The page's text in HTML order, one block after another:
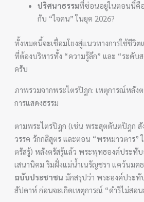
ปริศนาธรรมที่ซ่อนอยู่ในตอนนี้คือ
กับ “ใจคน” ในยุค 2026?
ทั้งหมดนี้จะเชื่อมโยงสู่แนวทางการใช้ชีวิต
ที่ต้องบริหารทั้ง “ความรู้ลึก” และ “ระดับ
ครับ
ภาพรวมจากพระไตรปิฎก: เหตุการณ์หลัง
การแสดงธรรม
ตามพระไตรปิฎก (เช่น พระสุตตันตปิฎก สั
วรรค วักกลิสูตร และตอน “พรหมาวตาร”
ตรัสรู้) หลังตรัสรู้แล้ว พระพุทธองค์ประทับ
เสนานิคม ริมฝั่งแม่น้ำเนรัญชรา แคว้นมค
ฉบับประชาชน มักสรุปว่า พระองค์ประทั
สัปดาห์ ก่อนจะเกิดเหตุการณ์ “ดำริไม่สอ